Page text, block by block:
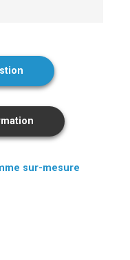
sur-mesure